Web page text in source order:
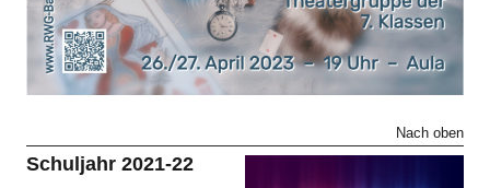
Nach oben
Schuljahr 2021-22